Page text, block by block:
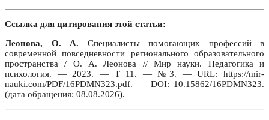
Ссылка для цитирования этой статьи:
Леонова, О. А. Специалисты помогающих профессий в
современной повседневности регионального образовательного
пространства / О. А. Леонова // Мир науки. Педагогика и
психология. — 2023. — Т 11. — №3. — URL: https://mir-
nauki.com/PDF/16PDMN323.pdf. — DOI: 10.15862/16PDMN323.
(дата обращения: 08.08.2026).